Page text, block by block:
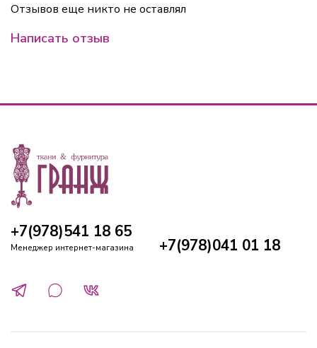
Отзывов еще никто не оставлял
Написать отзыв
+7(978)541 18 65
Менеджер интернет-магазина +7(978)041 01 18